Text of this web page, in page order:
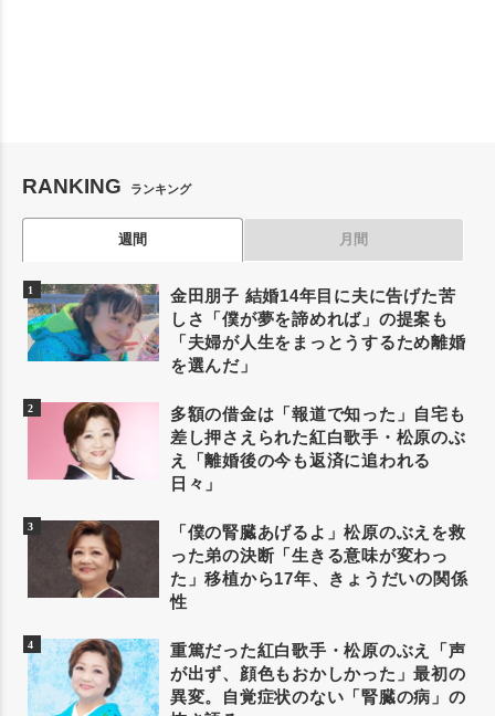
RANKING ランキング
週間 月間
金田朋子 結婚14年目に夫に告げた苦
しさ「僕が夢を諦めれば」の提案も
「夫婦が人生をまっとうするため離婚
を選んだ」
多額の借金は「報道で知った」自宅も
差し押さえられた紅白歌手・松原のぶ
え「離婚後の今も返済に追われる
日々」
「僕の腎臓あげるよ」松原のぶえを救
った弟の決断「生きる意味が変わっ
た」移植から17年、きょうだいの関係
性
重篤だった紅白歌手・松原のぶえ「声
が出ず、顔色もおかしかった」最初の
異変。自覚症状のない「腎臓の病」の